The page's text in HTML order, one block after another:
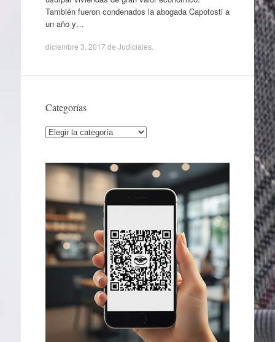
También fueron condenados la abogada Capotosti a
un año y…
diciembre 3, 2017 de Judiciales.
Categorías
Categorías